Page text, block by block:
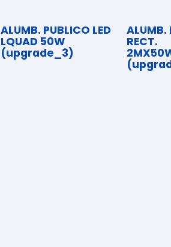
ALUMB. PUBLICO LED
LQUAD 50W
(upgrade_3)
ALUMB.
RECT.